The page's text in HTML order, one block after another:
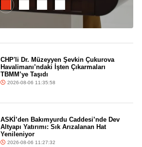
CHP'li Dr. Müzeyyen Şevkin Çukurova
Havalimanı’ndaki İşten Çıkarmaları
TBMM’ye Taşıdı
2026-08-06 11:35:58
ASKİ’den Bakımyurdu Caddesi’nde Dev
Altyapı Yatırımı: Sık Arızalanan Hat
Yenileniyor
2026-08-06 11:27:32